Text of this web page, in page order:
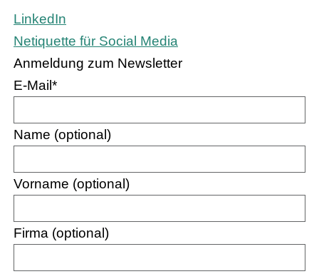
LinkedIn
Netiquette für Social Media
Anmeldung zum Newsletter
E-Mail *
Name (optional)
Vorname (optional)
Firma (optional)